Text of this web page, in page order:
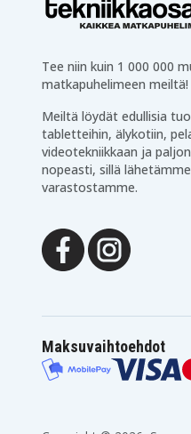
Tee niin kuin 1 000 000
matkapuhelimeen meiltä!
Meiltä löydät edullisia
tabletteihin, älykotiin,
videotekniikkaan ja
nopeasti, sillä
varastostamme.
Maksuvaihtoehdot